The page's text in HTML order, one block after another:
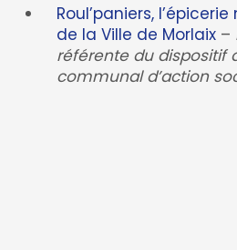
Roul’paniers,
de la Ville de Morlaix –
référente du dispositif
communal d’action